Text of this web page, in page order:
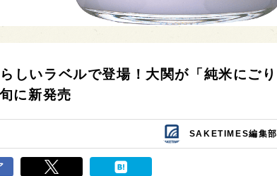
しいラベルで登場！大関が「純米にごり
に新発売
SAKETIMES編集部